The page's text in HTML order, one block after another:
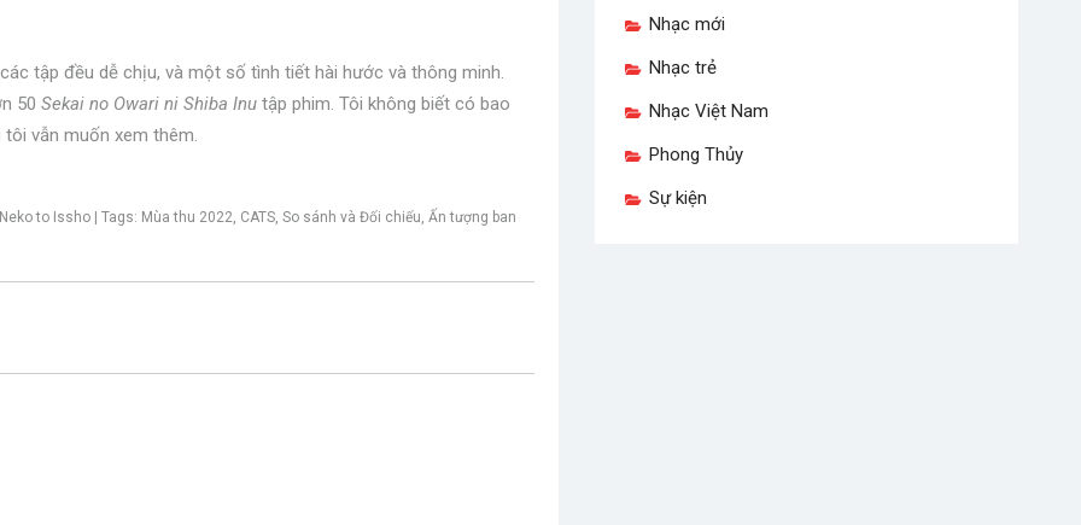
tập đều dễ chịu, và một số tình tiết hài hước và thông minh.
50 Sekai no Owari ni Shiba Inu tập phim. Tôi không biết có bao
vẫn muốn xem thêm.
to Issho | Tags: Mùa thu 2022, CATS, So sánh và Đối chiếu, Ấn tượng ban
Nhạc mới
Nhạc trẻ
Nhạc Việt Nam
Phong Thủy
Sự kiện